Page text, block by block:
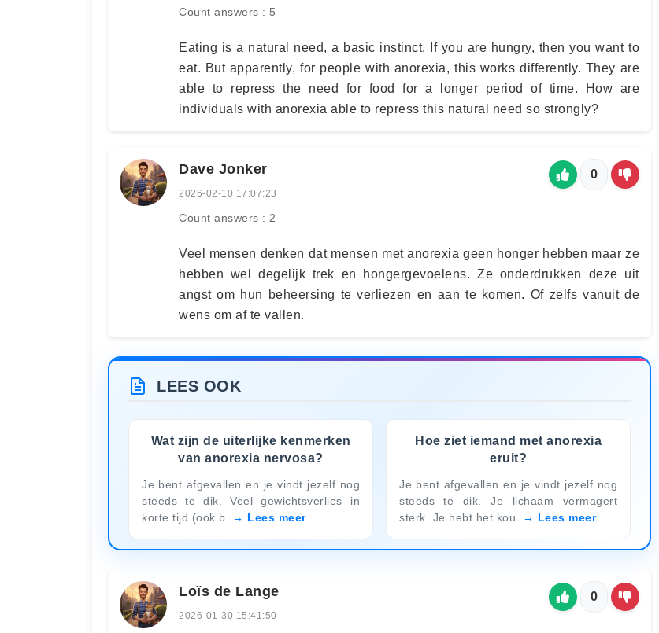
Count answers : 5
Eating is a natural need, a basic instinct. If you are hungry, then you want to
eat. But apparently, for people with anorexia, this works differently. They are
able to repress the need for food for a longer period of time. How are
individuals with anorexia able to repress this natural need so strongly?
Dave Jonker
2026-02-10 17:07:23
Count answers : 2
0
Veel mensen denken dat mensen met anorexia geen honger hebben maar ze
hebben wel degelijk trek en hongergevoelens. Ze onderdrukken deze uit
angst om hun beheersing te verliezen en aan te komen. Of zelfs vanuit de
wens om af te vallen.
LEES OOK
Wat zijn de uiterlijke kenmerken
van anorexia nervosa?
Je bent afgevallen en je vindt jezelf nog
steeds te dik. Veel gewichtsverlies in
korte tijd (ook b
Lees meer
Hoe ziet iemand met anorexia
eruit?
Je bent afgevallen en je vindt jezelf nog
steeds te dik. Je lichaam vermagert
sterk. Je hebt het kou
Lees meer
Loïs de Lange
2026-01-30 15:41:50
0